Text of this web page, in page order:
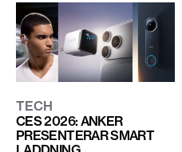
TECH
CES 2026: ANKER
PRESENTERAR SMART